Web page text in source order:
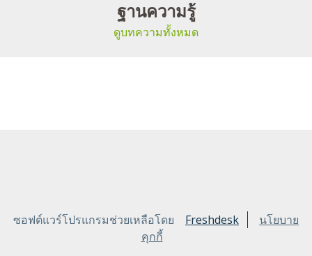
ฐานความรู้
ดูบทความทั้งหมด
ซอฟต์แวร์โปรแกรมช่วยเหลือโดย Freshdesk
นโยบาย
คุกกี้